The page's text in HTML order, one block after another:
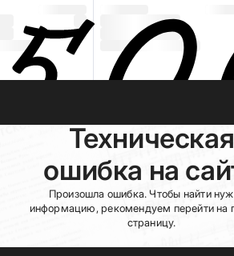
Техническая
ошибка на
Произошла ошибка. Чтобы найти
информацию, рекомендуем перейти на
страницу.